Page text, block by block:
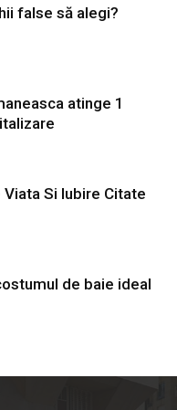
false să alegi?
atinge 1
Si Iubire Citate
de baie ideal